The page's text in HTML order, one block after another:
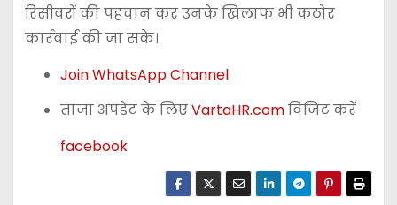
रिसीवरों की पहचान कर उनके खिलाफ भी कठोर
कार्रवाई की जा सके।
Join WhatsApp Channel
ताजा अपडेट के लिएVartaHR.comविजिट करें
facebook